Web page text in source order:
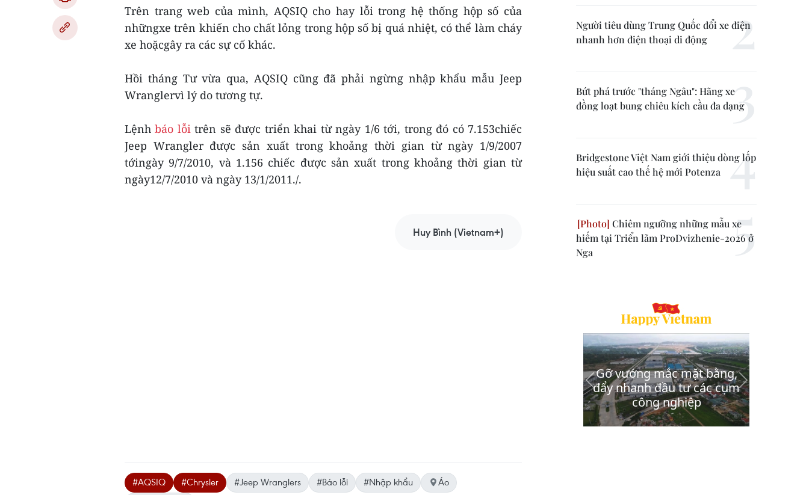
Trên trang web của mình, AQSIQ cho hay lỗi trong hệ thống hộp số của
nhữngxe trên khiến cho chất lỏng trong hộp số bị quá nhiệt, có thể làm cháy
xe hoặcgây ra các sự cố khác.
Hồi tháng Tư vừa qua, AQSIQ cũng đã phải ngừng nhập khẩu mẫu Jeep
Wranglervì lý do tương tự.
Lệnhbáo lỗitrên sẽ được triển khai từ ngày 1/6 tới, trong đó có 7.153chiếc
Jeep Wrangler được sản xuất trong khoảng thời gian từ ngày 1/9/2007
tớingày 9/7/2010, và 1.156 chiếc được sản xuất trong khoảng thời gian từ
ngày12/7/2010 và ngày 13/1/2011./.
Huy Bình (Vietnam+)
#AQSIQ #Chrysler #Jeep Wranglers #Báo lỗi #Nhập khẩu
Áo
Người tiêu dùng Trung Quốc đổi xe điện
nhanh hơn điện thoại di động
Bứt phá trước "tháng Ngâu": Hãng xe
đồng loạt bung chiêu kích cầu đa dạng
Bridgestone Việt Nam giới thiệu dòng lốp
hiệu suất cao thế hệ mới Potenza
Chiêm ngưỡng những mẫu xe
hiếm tại Triển lãm ProDvizhenie-2026 ở
Nga